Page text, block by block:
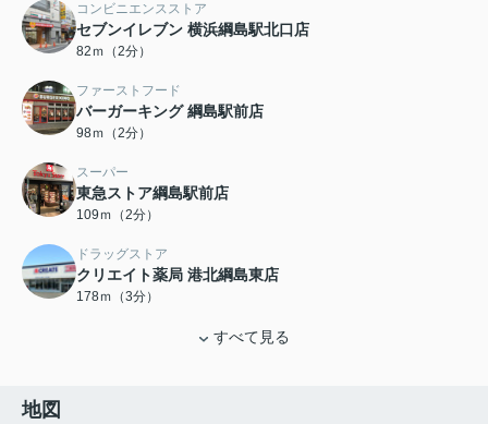
コンビニエンスストア
セブンイレブン 横浜綱島駅北口店
82ｍ（2分）
ファーストフード
バーガーキング 綱島駅前店
98ｍ（2分）
スーパー
東急ストア綱島駅前店
109ｍ（2分）
ドラッグストア
クリエイト薬局 港北綱島東店
178ｍ（3分）
すべて見る
地図